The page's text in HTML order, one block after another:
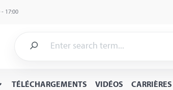
- 17:00
TÉLÉCHARGEMENTS VIDÉOS CARRIÈRES